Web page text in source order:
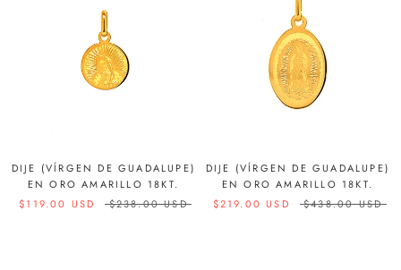
DIJE (VÍRGEN DE GUADALUPE)
EN ORO AMARILLO 18KT.
$119.00 USD
$238.00 USD
DIJE (VÍRGEN DE GUADALUPE)
EN ORO AMARILLO 18KT.
$219.00 USD
$438.00 USD